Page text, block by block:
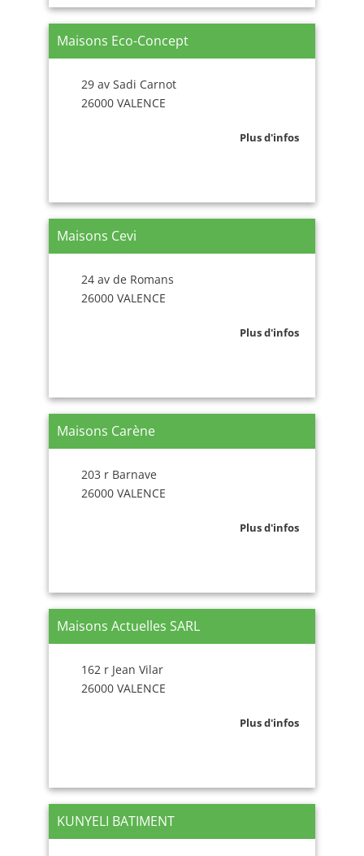
Maisons Eco-Concept
29 av Sadi Carnot
26000 VALENCE
Plus d'infos
Maisons Cevi
24 av de Romans
26000 VALENCE
Plus d'infos
Maisons Carène
203 r Barnave
26000 VALENCE
Plus d'infos
Maisons Actuelles SARL
162 r Jean Vilar
26000 VALENCE
Plus d'infos
KUNYELI BATIMENT